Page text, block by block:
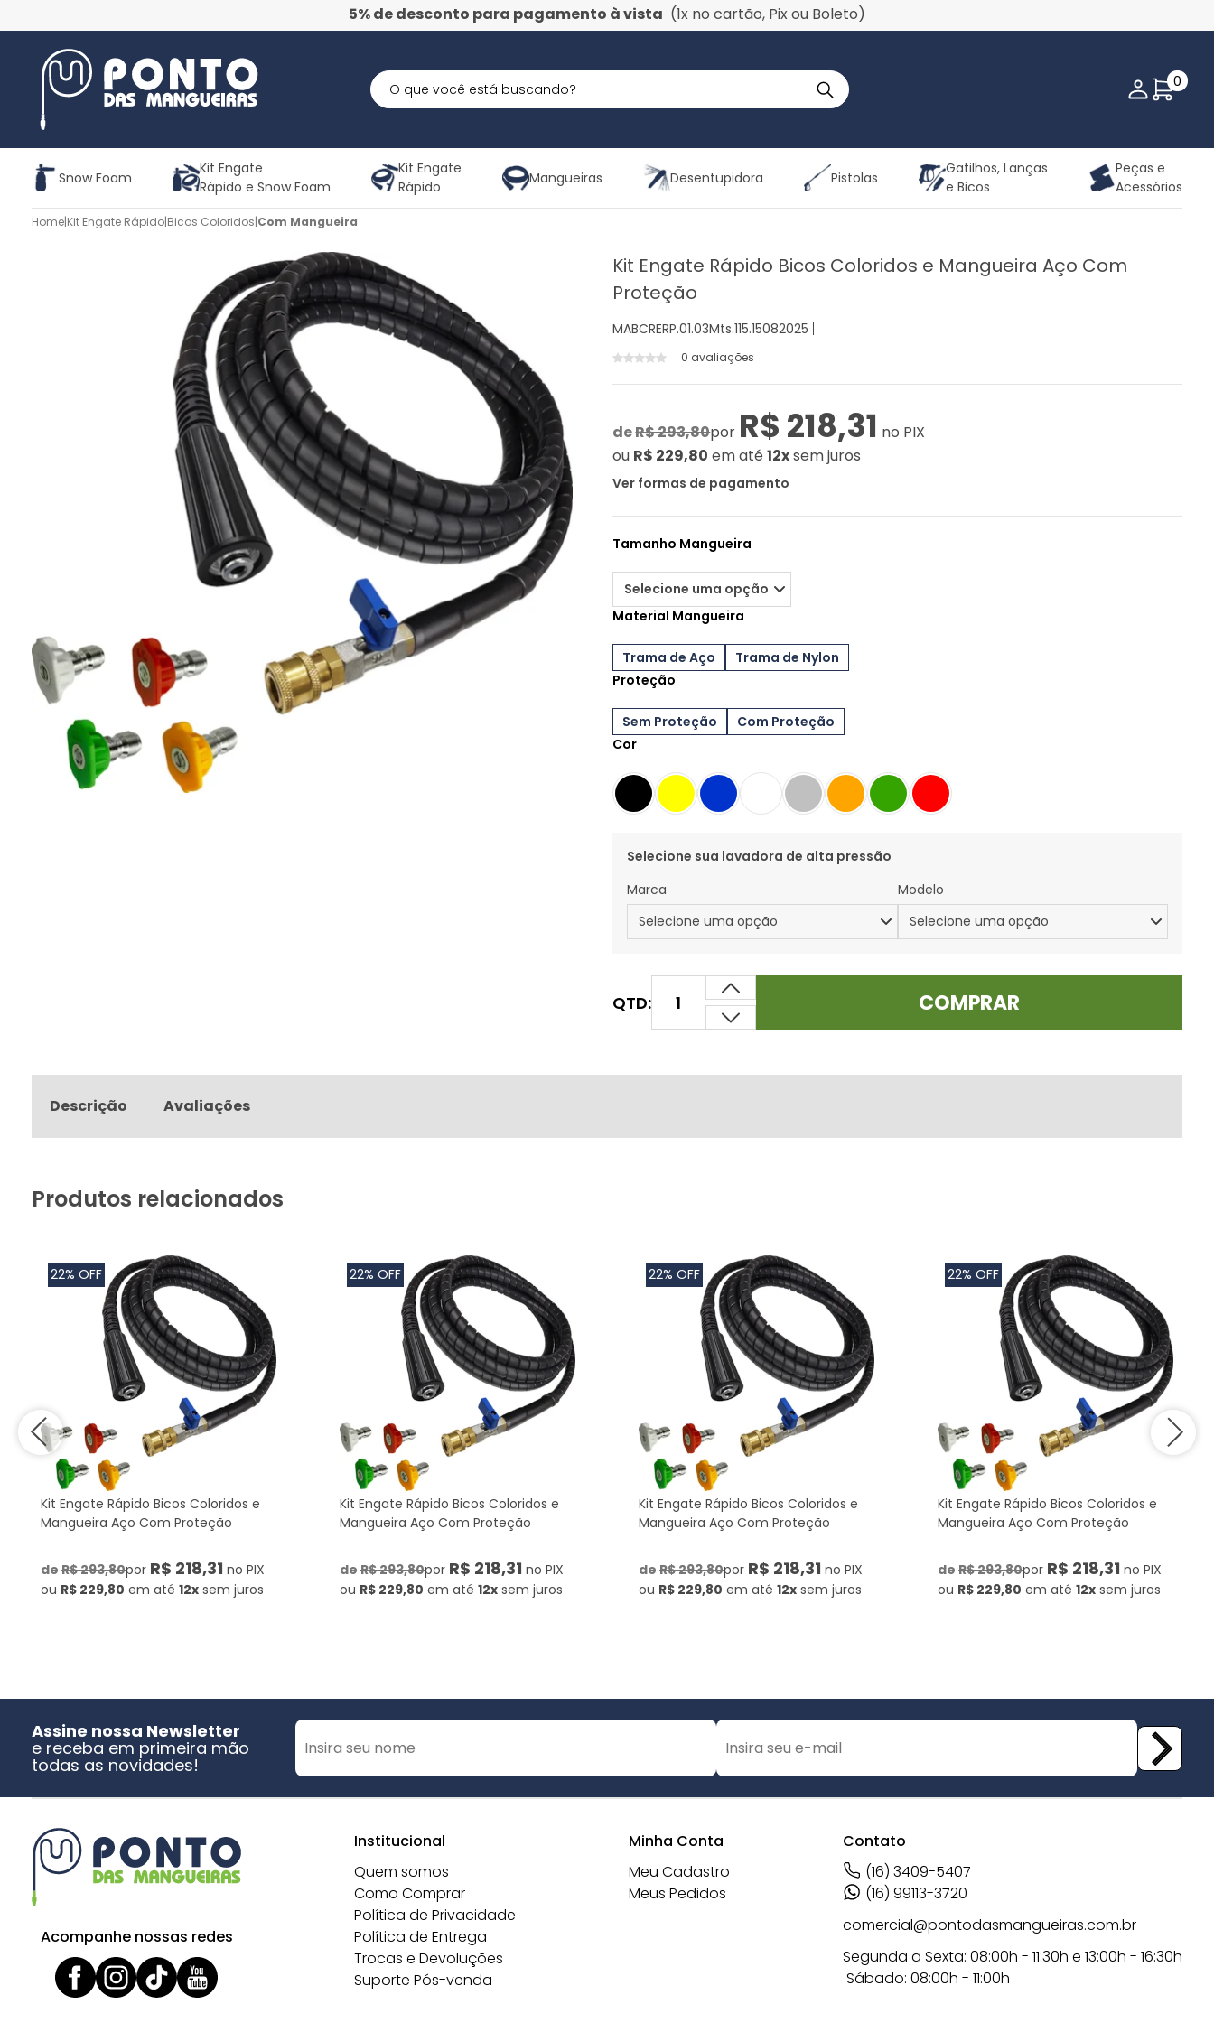
5% de desconto para pagamento à vista (1x no cartão, Pix ou Boleto)
Minha
0
Snow Foam
Kit Engate
Rápido e Snow Foam
Kit Engate
Rápido
Mangueiras Desentupidora Pistolas
Gatilhos, Lanças
e Bicos
Peças e
Acessórios
Home|Kit Engate Rápido|Bicos Coloridos|Com Mangueira
Kit Engate Rápido Bicos Coloridos e Mangueira Aço Com
Proteção
MABCRERP.01.03Mts.115.15082025
0 avaliações
deR$ 293,80por R$ 218,31 no PIX
ou R$ 229,80 em até 12xsem juros
Ver formas de pagamento
Tamanho Mangueira
Material Mangueira
Trama de Aço
Trama de Nylon
Proteção
Sem Proteção
Com Proteção
Cor
QTD: COMPRAR
Selecione sua lavadora de alta pressão
Marca
Modelo
Descrição Avaliações
Produtos relacionados
22% OFF
Kit Engate Rápido Bicos Coloridos e
Mangueira Aço Com Proteção
de R$ 293,80por R$ 218,31 no PIX
ou R$ 229,80 em até 12x sem juros
22% OFF
Kit Engate Rápido Bicos Coloridos e
Mangueira Aço Com Proteção
de R$ 293,80por R$ 218,31 no PIX
ou R$ 229,80 em até 12x sem juros
22% OFF
Kit Engate Rápido Bicos Coloridos e
Mangueira Aço Com Proteção
de R$ 293,80por R$ 218,31 no PIX
ou R$ 229,80 em até 12x sem juros
22% OFF
Kit Engate Rápido Bicos Coloridos e
Mangueira Aço Com Proteção
de R$ 293,80por R$ 218,31 no PIX
ou R$ 229,80 em até 12x sem juros
Assine nossa Newsletter
e receba em primeira mão
todas as novidades!
Acompanhe nossas redes
Institucional
Quem somos
Como Comprar
Política de Privacidade
Política de Entrega
Trocas e Devoluções
Suporte Pós-venda
Minha Conta
Meu Cadastro
Meus Pedidos
Contato
(16) 3409-5407
(16) 99113-3720
comercial@pontodasmangueiras.com.br
Segunda a Sexta: 08:00h - 11:30h e 13:00h - 16:30h
Sábado: 08:00h - 11:00h